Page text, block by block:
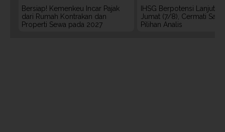
Bersiap! Kemenkeu Incar Pajak
dari Rumah Kontrakan dan
Properti Sewa pada 2027
IHSG Berpotensi Lanjut
Jumat (7/8), Cermati
Pilihan Analis